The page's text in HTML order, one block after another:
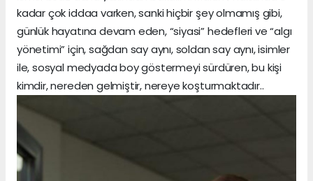
kadar çok iddaa varken, sanki hiçbir şey olmamış gibi,
günlük hayatına devam eden, “siyasi” hedefleri ve “algı
yönetimi” için, sağdan say aynı, soldan say aynı, isimler
ile, sosyal medyada boy göstermeyi sürdüren, bu kişi
kimdir, nereden gelmiştir, nereye koşturmaktadır..